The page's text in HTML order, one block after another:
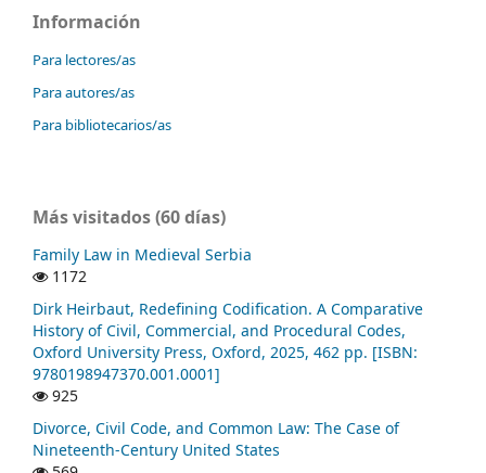
Información
Para lectores/as
Para autores/as
Para bibliotecarios/as
Más visitados (60 días)
Family Law in Medieval Serbia
1172
Dirk Heirbaut, Redefining Codification. A Comparative
History of Civil, Commercial, and Procedural Codes,
Oxford University Press, Oxford, 2025, 462 pp. [ISBN:
9780198947370.001.0001]
925
Divorce, Civil Code, and Common Law: The Case of
Nineteenth-Century United States